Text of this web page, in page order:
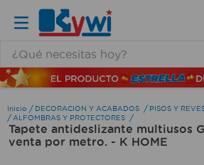
DECORACION Y ACABADOS
PISOS Y
ALFOMBRAS Y PROTECTORES
Tapete antideslizante multiusos
venta por metro. - K HOME
TÉRMINOS MÁS BUSCADOS
1 .
lamparas
2.
ducha